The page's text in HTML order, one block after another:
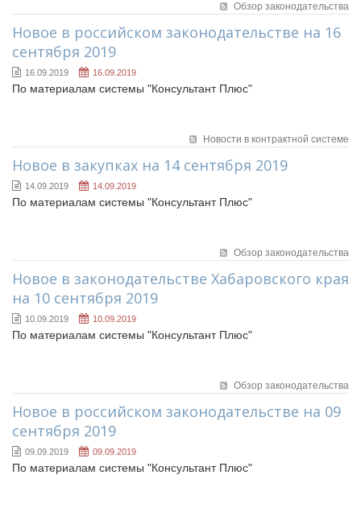
Опыт регионов
Методические материалы
Опыт муниципалитетов
Судебная практика
Семинары Совета
Издания Совета
Вопрос-ответ
Новости ТОС
Лучшие практики ТОС
ЮРИДИЧЕСКИЙ СОВЕТ
Обзор законодательства
Новое в российском законодательстве на 16
сентября 2019
16.09.2019 16.09.2019
По материалам системы "Консультант Плюс"
Новости в контрактной системе
Новое в закупках на 14 сентября 2019
14.09.2019 14.09.2019
По материалам системы "Консультант Плюс"
Обзор законодательства
Новое в законодательстве Хабаровского края
на 10 сентября 2019
10.09.2019 10.09.2019
По материалам системы "Консультант Плюс"
Обзор законодательства
Новое в российском законодательстве на 09
сентября 2019
09.09.2019 09.09.2019
По материалам системы "Консультант Плюс"